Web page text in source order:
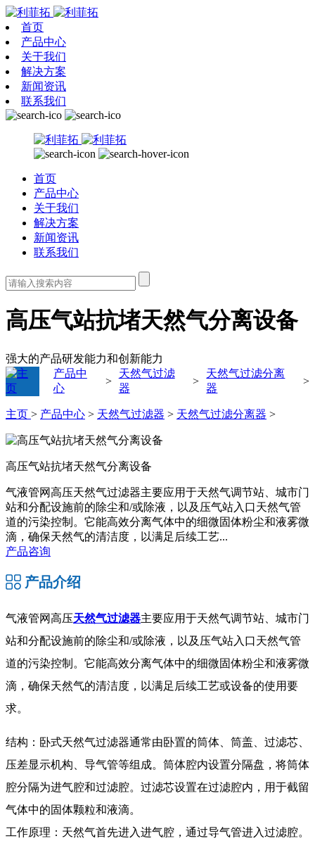
首页
产品中心
关于我们
解决方案
新闻资讯
联系我们
首页
产品中心
关于我们
解决方案
新闻资讯
联系我们
高压气站抗堵天然气分离设备
强大的产品研发能力和创新能力
产品中
心
>
天然气过滤
器
>
天然气过滤分离
器
>
主页 > 产品中心 > 天然气过滤器 > 天然气过滤分离器 >
高压气站抗堵天然气分离设备
气液管网高压天然气过滤器主要应用于天然气调节站、城市门
站和分配设施前的除尘和/或除液，以及压气站入口天然气管
道的污染控制。它能高效分离气体中的细微固体粉尘和液雾微
滴，确保天然气的清洁度，以满足后续工艺...
产品咨询
产品介绍
气液管网高压天然气过滤器主要应用于天然气调节站、城市门
站和分配设施前的除尘和/或除液，以及压气站入口天然气管
道的污染控制。它能高效分离气体中的细微固体粉尘和液雾微
滴，确保天然气的清洁度，以满足后续工艺或设备的使用要
求。
结构：卧式天然气过滤器通常由卧置的筒体、筒盖、过滤芯、
压差显示机构、导气管等组成。筒体腔内设置分隔盘，将筒体
腔分隔为进气腔和过滤腔。过滤芯设置在过滤腔内，用于截留
气体中的固体颗粒和液滴。
工作原理：天然气首先进入进气腔，通过导气管进入过滤腔。